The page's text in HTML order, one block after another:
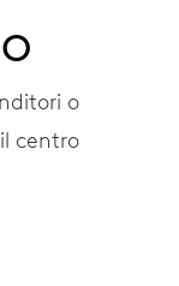
PIEDI
o
centro